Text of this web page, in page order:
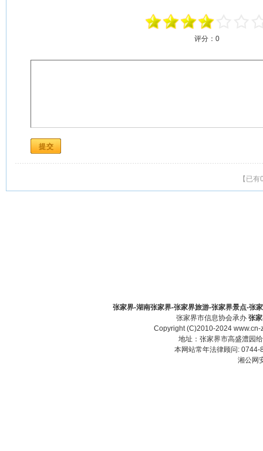
评分： 0
【已
张家界-湖南张家界-张家界旅游-张家界景点-张
张家界市信息协会承办 张
Copyright (C)2010-2024
地址：张家界市高盛澧园
本网站常年法律顾问:
湘公网